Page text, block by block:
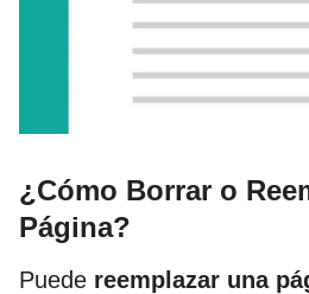
¿Cómo Borrar o
Página?
Puede reemplazar una